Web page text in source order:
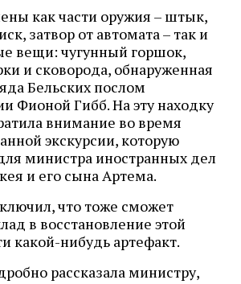
как части оружия – штык,
затвор от автомата – так и
вещи: чугунный горшок,
и сковорода, обнаруженная
Бельских послом
Фионой Гибб. На эту находку
внимание во время
экскурсии, которую
министра иностранных дел
и его сына Артема.
что тоже сможет
в восстановление этой
какой-нибудь артефакт.
рассказала министру,